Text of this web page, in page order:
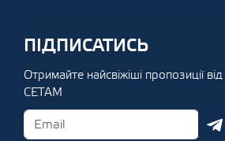
ПІДПИСАТИСЬ
Отримайте найсвіжіші пропозиції
СЕТАМ